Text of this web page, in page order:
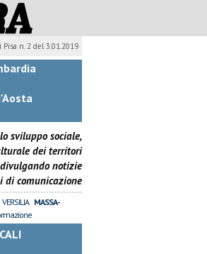
n. 2 del 3.01.2019
sviluppo sociale,
dei territori
notizie
di comunicazione
VERSILIA MASSA-